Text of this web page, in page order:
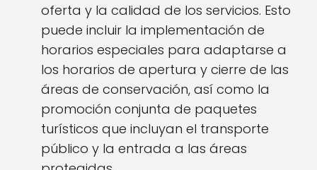
oferta y la calidad de los servicios. Esto
puede incluir la implementación de
horarios especiales para adaptarse a
los horarios de apertura y cierre de las
áreas de conservación, así como la
promoción conjunta de paquetes
turísticos que incluyan el transporte
público y la entrada a las áreas